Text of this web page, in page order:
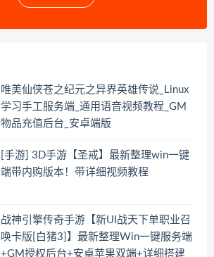
唯美仙侠苍之纪元之异界英雄传说_Linux
学习手工服务端_通用语音视频教程_GM
物品充值后台_安卓端版
[手游] 3D手游【圣戒】最新整理win一键
端带内购版本！带详细视频教程
战神引擎传奇手游【新UI战天下单职业召
唤卡版[白猪3]】最新整理Win一键服务端
+GM授权后台+安卓苹果双端+详细搭建